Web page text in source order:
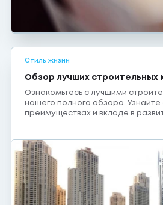
Стиль жизни
Обзор лучших строительных
Ознакомьтесь с лучшими
нашего полного обзора. Узнайте
преимуществах и вкладе в